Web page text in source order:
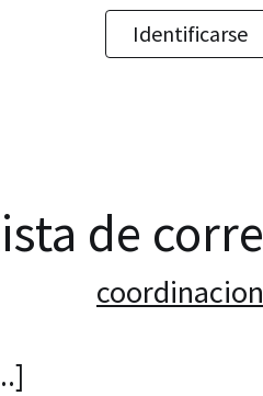
Identificarse
de